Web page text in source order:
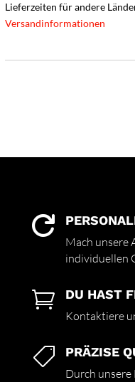
Lieferzeiten für andere
Versandinformationen

Mach unsere
individuellen
 DU HAST
Kontaktiere
 PRÄZISE
Durch unsere